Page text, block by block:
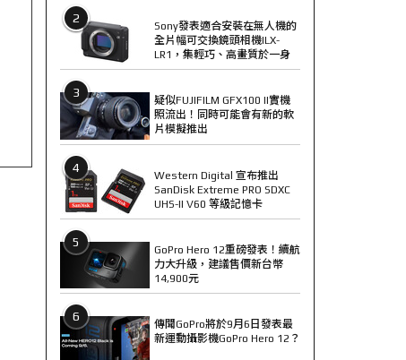
2
Sony發表適合安裝在無人機的
全片幅可交換鏡頭相機ILX-
LR1，集輕巧、高畫質於一身
3
疑似FUJIFILM GFX100 II實機
照流出！同時可能會有新的軟
片模擬推出
4
Western Digital 宣布推出
SanDisk Extreme PRO SDXC
UHS-II V60 等級記憶卡
5
GoPro Hero 12重磅發表！續航
力大升級，建議售價新台幣
14,900元
6
傳聞GoPro將於9月6日發表最
新運動攝影機GoPro Hero 12？